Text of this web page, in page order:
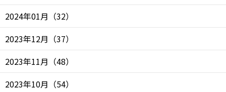
2024年01月 （32）
2023年12月 （37）
2023年11月 （48）
2023年10月 （54）